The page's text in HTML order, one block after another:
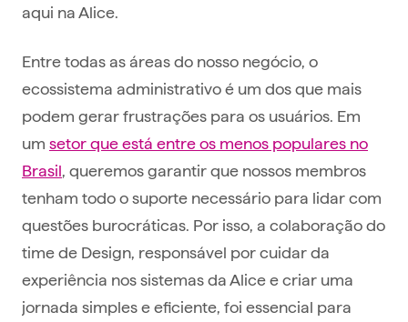
aqui na Alice.
Entre todas as áreas do nosso negócio, o
ecossistema administrativo é um dos que mais
podem gerar frustrações para os usuários. Em
um setor que está entre os menos populares no
Brasil, queremos garantir que nossos membros
tenham todo o suporte necessário para lidar com
questões burocráticas. Por isso, a colaboração do
time de Design, responsável por cuidar da
experiência nos sistemas da Alice e criar uma
jornada simples e eficiente, foi essencial para